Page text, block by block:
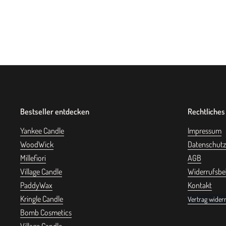
Bestseller entdecken
Yankee Candle
WoodWick
Millefiori
Village Candle
PaddyWax
Kringle Candle
Bomb Cosmetics
Rechtliches
Impressum
AGB
Kontakt
Vertrag